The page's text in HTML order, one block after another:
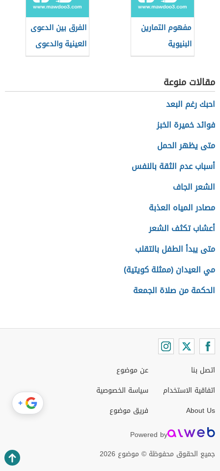
مفهوم التمارين
البنيوية
الفرق بين الدعوى
العينية والدعوى
الشخصية العقارية
مقالات منوعة
احبك رغم البعد
فوائد خميرة الخبز
متى يظهر الحمل
أسباب عدم الثقة بالنفس
الشعر الجاف
مصادر المياه العذبة
أعشاب تكثف الشعر
متى يبدأ الطفل بالتقلب
مي العيدان (ممثلة كويتية)
الحكمة من صلاة الجمعة
اتصل بنا
اتفاقية الاستخدام
About Us
عن موضوع
سياسة الخصوصية
فريق موضوع
Powered by
جميع الحقوق محفوظة © موضوع 2026
+